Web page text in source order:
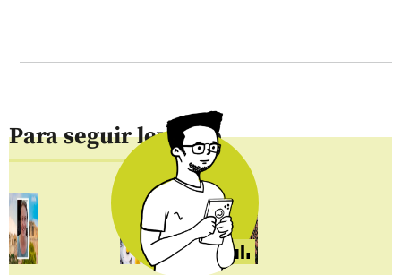
Para seguir leyendo